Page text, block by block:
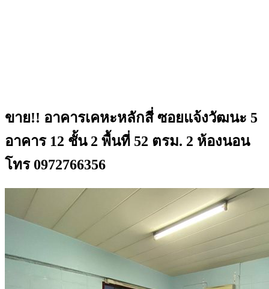
ขาย!! อาคารเคหะหลักสี่ ซอยแจ้งวัฒนะ 5
อาคาร 12 ชั้น 2 พื้นที่ 52 ตรม. 2 ห้องนอน
โทร 0972766356